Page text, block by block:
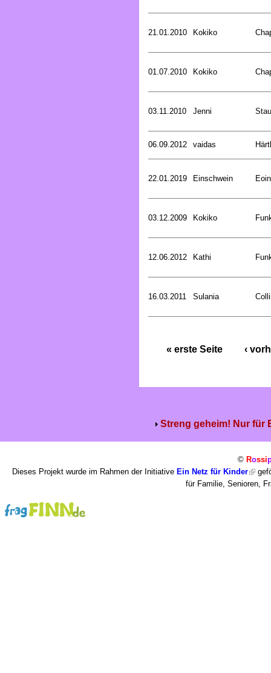
21.01.2010 Kokiko
01.07.2010 Kokiko
03.11.2010 Jenni
06.09.2012 vaidas
22.01.2019 Einschwein
03.12.2009 Kokiko
12.06.2012 Kathi
16.03.2011 Sulania
« erste Seite ‹
Streng geheim! Nur für
© Rossi
Dieses Projekt wurde im Rahmen der Initiative Ein Netz für Kinder
für Familie, Senioren,